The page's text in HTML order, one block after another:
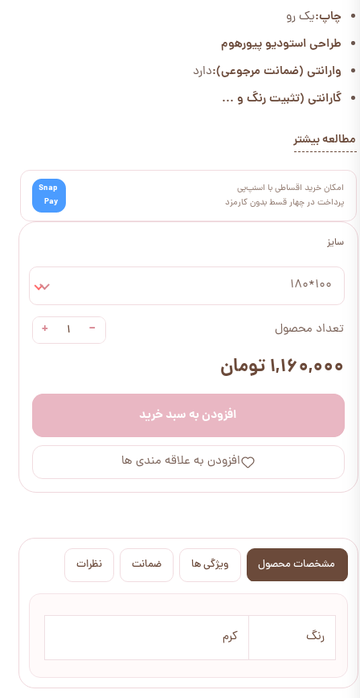
سایز
100*180
تعداد محصول −
+
۱,۱۶۰,۰۰۰ تومان
افزودن به سبد خرید
افزودن به علاقه مندی ها
چاپ:یک رو
طراحی استودیو پیورهوم
وارانتی (ضمانت مرجوعی):دارد
گارانتی (تثبیت رنگ و ...
مطالعه بیشتر
امکان خرید اقساطی با اسنپ‌پی
پرداخت در چهار قسط بدون کارمزد
Snap
Pay
مشخصات محصول ویژگی ها ضمانت نظرات
رنگ کرم